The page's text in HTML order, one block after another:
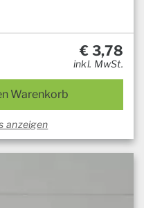
€ 3,78
inkl. MwSt.
Warenkorb
anzeigen